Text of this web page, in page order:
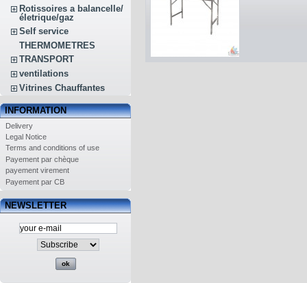
Rotissoires a balancelle/
életrique/gaz
Self service
THERMOMETRES
TRANSPORT
ventilations
Vitrines Chauffantes
INFORMATION
Delivery
Legal Notice
Terms and conditions of use
Payement par chèque
payement virement
Payement par CB
NEWSLETTER